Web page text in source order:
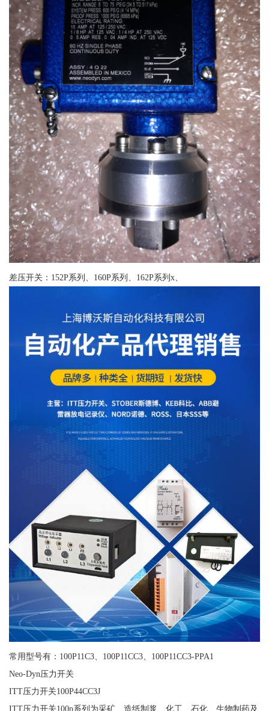
差压开关：152P系列、160P系列、162P系列x、
常用型号有：100P11C3、100P11CC3、100P11CC3-PPA1
Neo-Dyn压力开关
ITT压力开关100P44CC3J
ITT压力开关100p系列为采矿、造纸制浆、化工、石化、生物制药及